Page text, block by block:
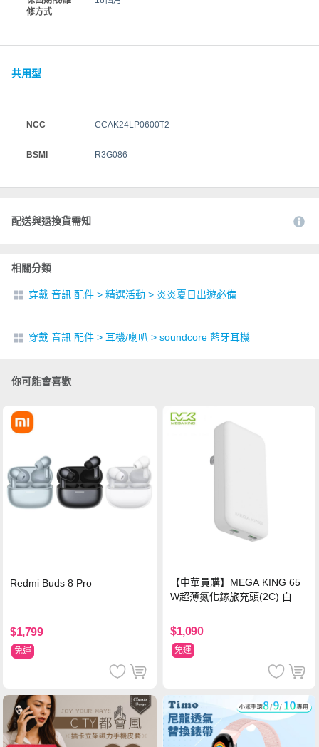
修方式
共用型
NCC CCAK24LP0600T2
BSMI R3G086
配送與退換貨需知
相關分類
穿戴 音訊 配件 > 精選活動 > 炎炎夏日出遊必備
穿戴 音訊 配件 > 耳機/喇叭 > soundcore 藍牙耳機
你可能會喜歡
Redmi Buds 8 Pro
$1,799
免運
【中華員購】MEGA KING 65
W超薄氮化鎵旅充頭(2C) 白
$1,090
免運